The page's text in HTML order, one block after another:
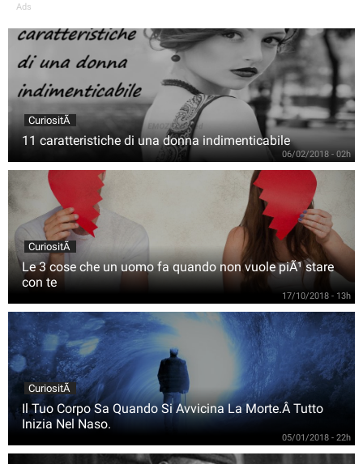
Ads
CuriositÃ
11 caratteristiche di una donna indimenticabile
06/02/2018 - 02h
CuriositÃ
Le 3 cose che un uomo fa quando non vuole piÃ¹ stare
con te
17/10/2018 - 13h
CuriositÃ
Il Tuo Corpo Sa Quando Si Avvicina La Morte.Â Tutto
Inizia Nel Naso.
05/01/2018 - 22h